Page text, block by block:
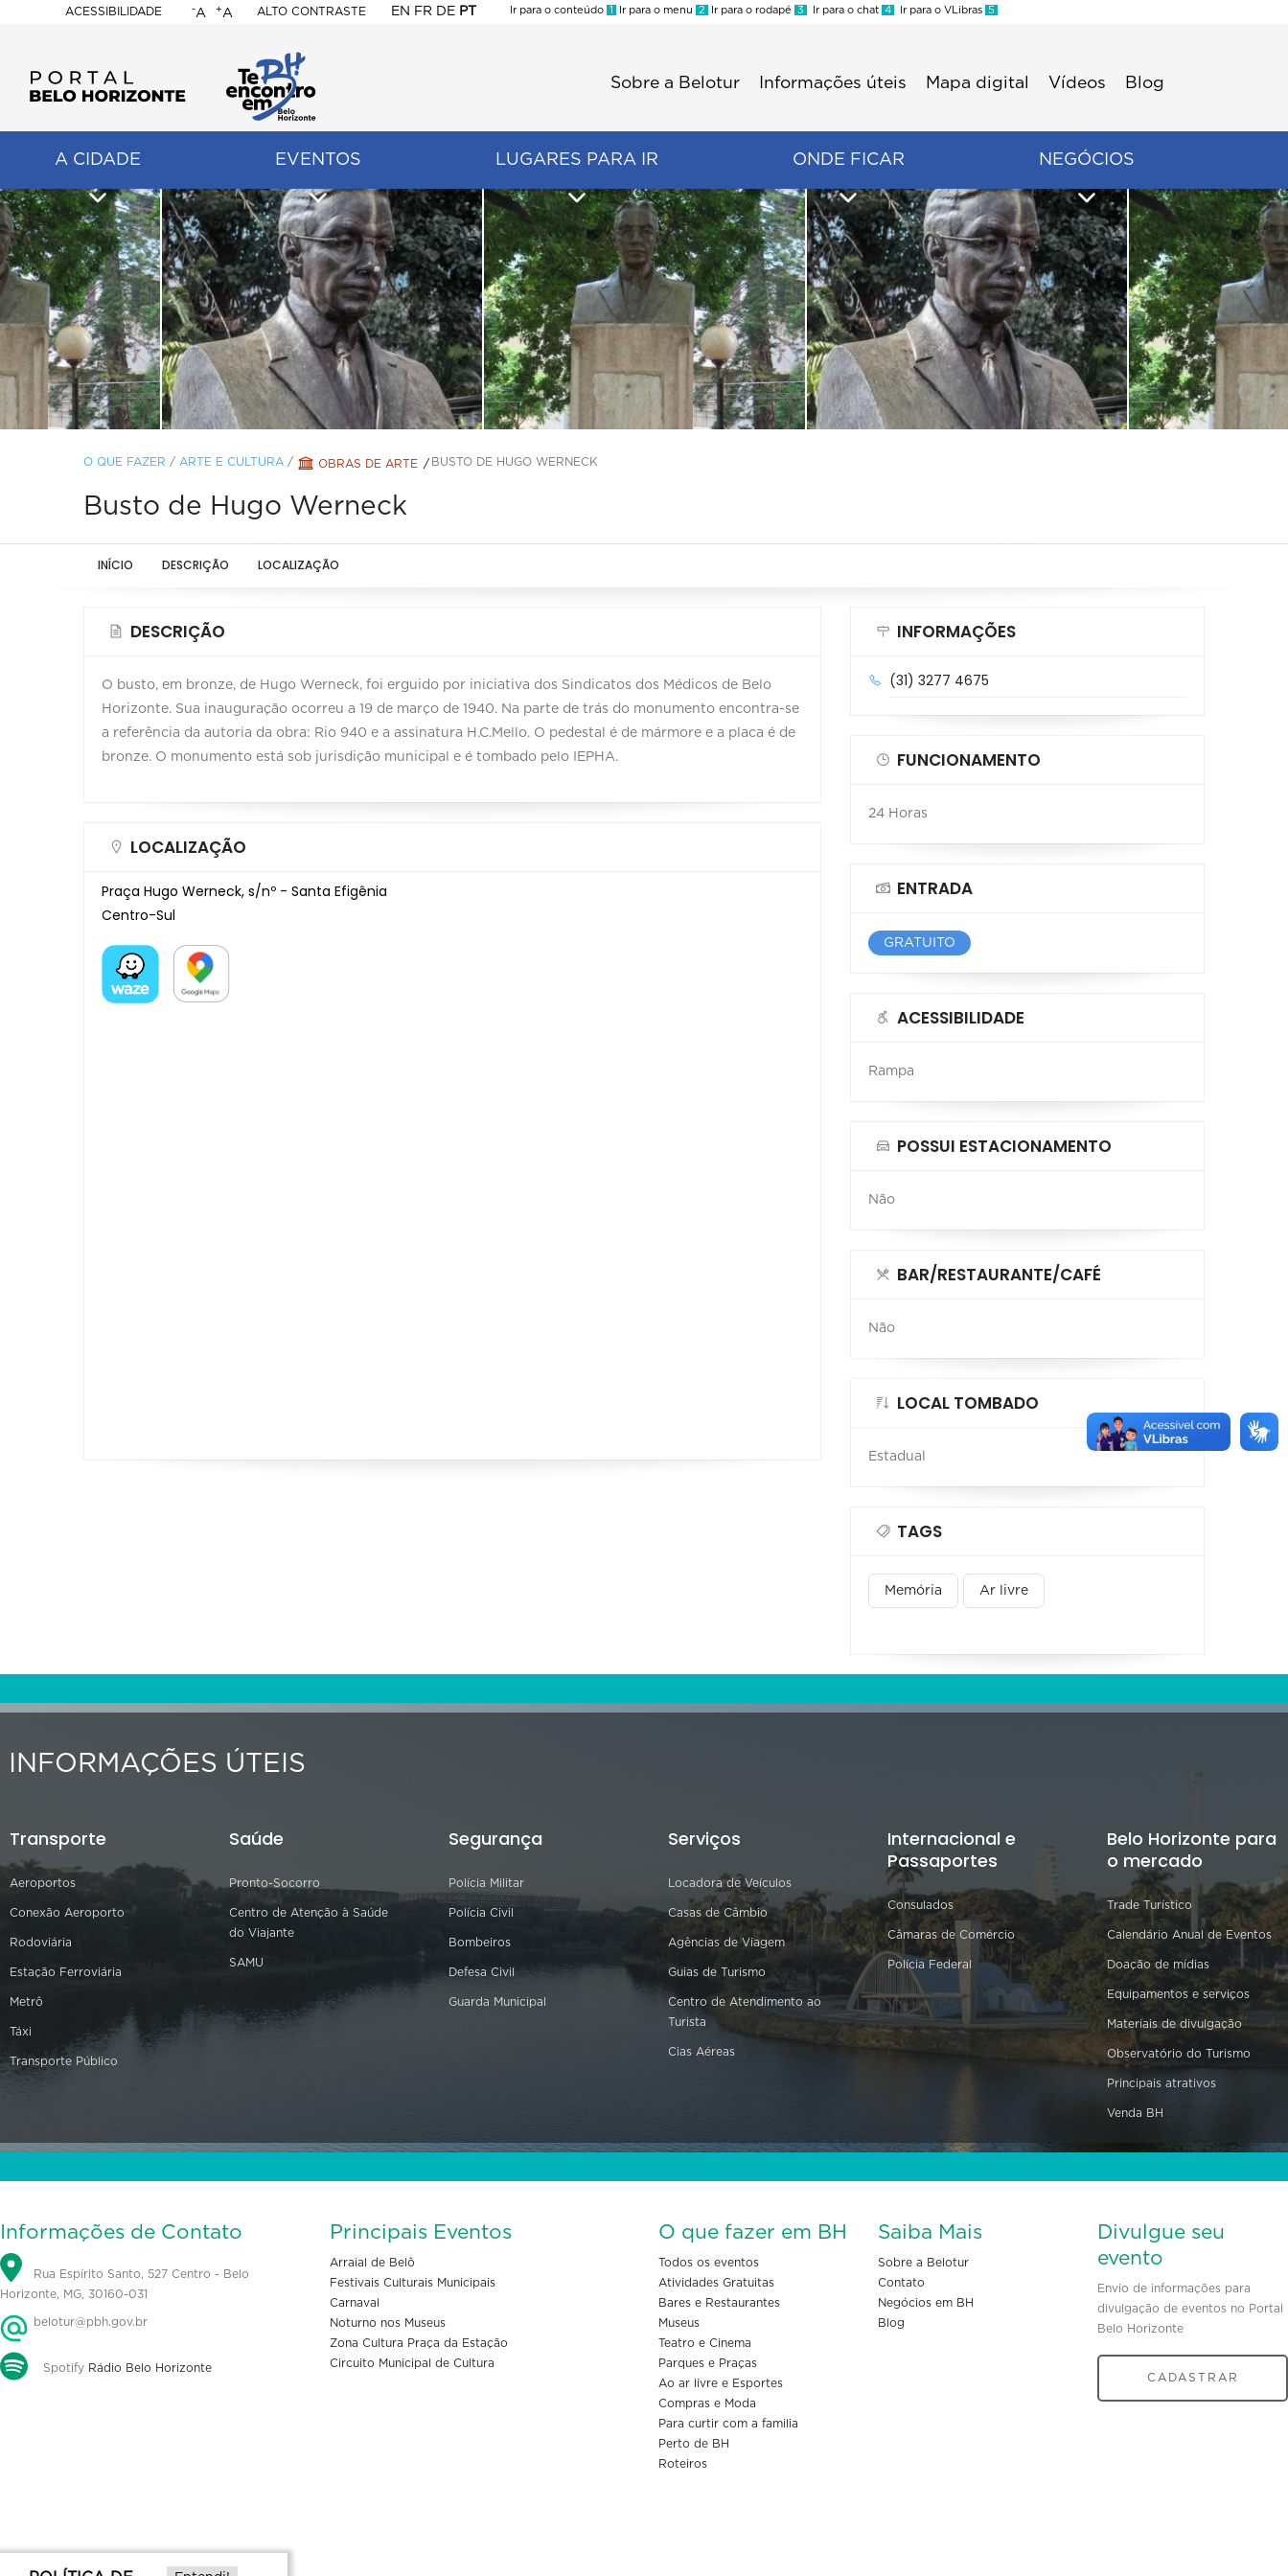
ACESSIBILIDADE
BELO
HORIZONTE
-A +A ALTO CONTRASTE EN FR DE PT
Ir para o conteúdo 1 Ir para o menu 2 Ir para o rodapé 3 Ir para o chat 4 Ir para o VLibras 5
Sobre a Belotur Informações úteis Mapa digital Vídeos Blog
A CIDADE EVENTOS LUGARES PARA IR ONDE FICAR NEGÓCIOS
O QUE FAZER / ARTE E CULTURA / OBRAS DE ARTE BUSTO DE HUGO WERNECK
Busto de Hugo Werneck
INÍCIO DESCRIÇÃO LOCALIZAÇÃO
DESCRIÇÃO
O busto, em bronze, de Hugo Werneck, foi erguido por iniciativa dos Sindicatos dos Médicos de Belo
Horizonte. Sua inauguração ocorreu a 19 de março de 1940. Na parte de trás do monumento encontra-se
a referência da autoria da obra: Rio 940 e a assinatura H.C.Mello. O pedestal é de mármore e a placa é de
bronze. O monumento está sob jurisdição municipal e é tombado pelo IEPHA.
LOCALIZAÇÃO
Praça Hugo Werneck, s/nº - Santa Efigênia
Centro-Sul
INFORMAÇÕES
(31) 3277 4675
FUNCIONAMENTO
24 Horas
ENTRADA
GRATUITO
ACESSIBILIDADE
Rampa
POSSUI ESTACIONAMENTO
Não
BAR/RESTAURANTE/CAFÉ
Não
LOCAL TOMBADO
Estadual
TAGS
Memória Ar livre
INFORMAÇÕES ÚTEIS
Transporte
Aeroportos
Conexão Aeroporto
Rodoviária
Estação Ferroviária
Metrô
Táxi
Transporte Público
Saúde
Pronto-Socorro
Centro de Atenção à Saúde
do Viajante
SAMU
Segurança
Polícia Militar
Polícia Civil
Bombeiros
Defesa Civil
Guarda Municipal
Serviços
Locadora de Veículos
Casas de Câmbio
Agências de Viagem
Guias de Turismo
Centro de Atendimento ao
Turista
Cias Aéreas
Internacional e
Passaportes
Consulados
Câmaras de Comércio
Polícia Federal
Belo Horizonte para
o mercado
Trade Turístico
Calendário Anual de Eventos
Doação de mídias
Equipamentos e serviços
Materiais de divulgação
Observatório do Turismo
Principais atrativos
Venda BH
Informações de Contato
Rua Espírito Santo, 527 Centro - Belo
Horizonte, MG, 30160-031
belotur@pbh.gov.br
Spotify Rádio Belo Horizonte
Principais Eventos
Arraial de Belô
Festivais Culturais Municipais
Carnaval
Noturno nos Museus
Zona Cultura Praça da Estação
Circuito Municipal de Cultura
O que fazer em BH
Todos os eventos
Atividades Gratuitas
Bares e Restaurantes
Museus
Teatro e Cinema
Parques e Praças
Ao ar livre e Esportes
Compras e Moda
Para curtir com a familia
Perto de BH
Roteiros
Saiba Mais
Sobre a Belotur
Contato
Negócios em BH
Blog
Divulgue seu
evento
Envio de informações para
divulgação de eventos no Portal
Belo Horizonte
CADASTRAR